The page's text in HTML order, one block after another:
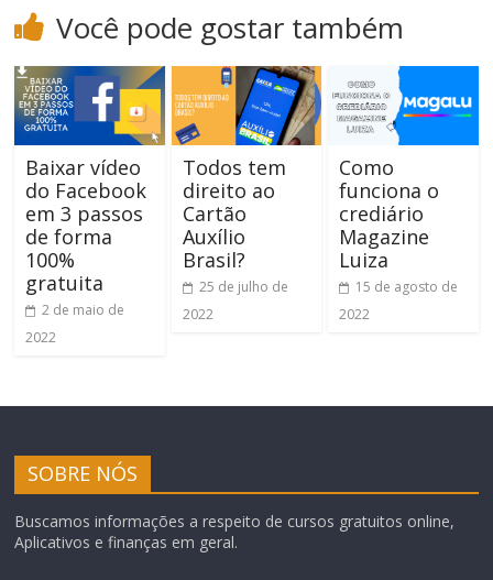
Você pode gostar também
Baixar vídeo
do Facebook
em 3 passos
de forma
100%
gratuita
2 de maio de
2022
Todos tem
direito ao
Cartão
Auxílio
Brasil?
25 de julho de
2022
Como
funciona o
crediário
Magazine
Luiza
15 de agosto de
2022
SOBRE NÓS
Buscamos informações a respeito de cursos gratuitos online,
Aplicativos e finanças em geral.